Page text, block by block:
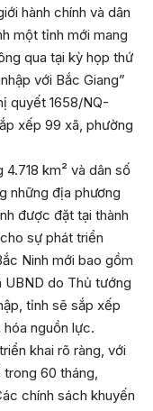
hành chính và dân
một tỉnh mới mang
qua tại kỳ họp thứ
với Bắc Giang”
quyết 1658/NQ-
xếp 99 xã, phường
km² và dân số
những địa phương
được đặt tại thành
sự phát triển
Ninh mới bao gồm
do Thủ tướng
tỉnh sẽ sắp xếp
hóa nguồn lực.
khai rõ ràng, với
60 tháng,
chính sách khuyến